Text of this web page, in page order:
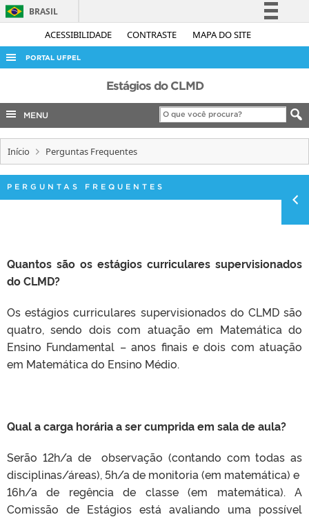
ACESSIBILIDADE CONTRASTE MAPA DO SITE
BRASIL
Simplifique!
Legislação
Canais
PORTAL UFPEL
ACESSO À INFORMAÇÃO
AUDITORIA
COBALTO
CONCURSOS
EDITAIS
INTERNACIONAL
TELEFONES
Estágios do CLMD
MENU
Início Perguntas Frequentes
PERGUNTAS FREQUENTES
Quantos são os estágios curriculares supervisionados
do CLMD?
Os estágios curriculares supervisionados do CLMD são
quatro, sendo dois com atuação em Matemática do
Ensino Fundamental – anos finais e dois com atuação
em Matemática do Ensino Médio.
Qual a carga horária a ser cumprida em sala de aula?
Serão 12h/a de observação (contando com todas as
disciplinas/áreas), 5h/a de monitoria (em matemática) e
16h/a de regência de classe (em matemática). A
Comissão de Estágios está avaliando uma possível